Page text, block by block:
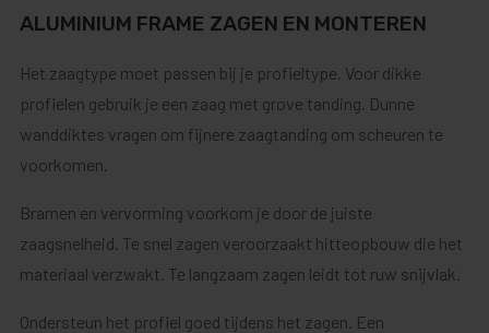
ALUMINIUM FRAME ZAGEN EN MONTEREN
Het zaagtype moet passen bij je profieltype. Voor dikke
profielen gebruik je een zaag met grove tanding. Dunne
wanddiktes vragen om fijnere zaagtanding om scheuren te
voorkomen.
Bramen en vervorming voorkom je door de juiste
zaagsnelheid. Te snel zagen veroorzaakt hitteopbouw die het
materiaal verzwakt. Te langzaam zagen leidt tot ruw snijvlak.
Ondersteun het profiel goed tijdens het zagen. Een